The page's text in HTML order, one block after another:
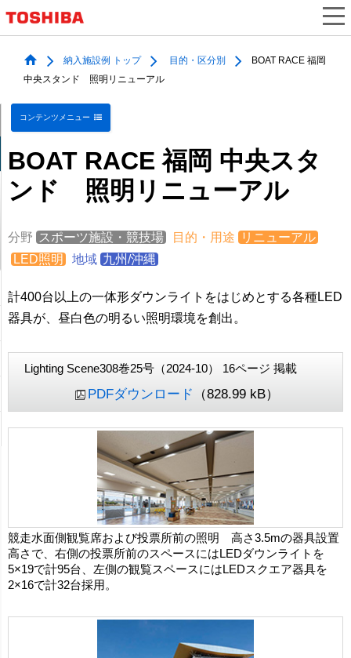
納入施設例 トップ 目的・区分別
BOAT RACE 福岡
中央スタンド 照明リニューアル
コンテンツメニュー
BOAT RACE 福岡 中央スタ
ンド 照明リニューアル
分野 スポーツ施設・競技場 目的・用途
リニューアル
LED照明
地域 九州/沖縄
計400台以上の一体形ダウンライトをはじめとする各種LED
器具が、昼白色の明るい照明環境を創出。
Lighting Scene308巻25号（2024-10） 16ページ 掲載
PDFダウンロード （828.99 kB）
競走水面側観覧席および投票所前の照明 高さ3.5mの器具設置
高さで、右側の投票所前のスペースにはLEDダウンライトを
5×19で計95台、左側の観覧スペースにはLEDスクエア器具を
2×16で計32台採用。